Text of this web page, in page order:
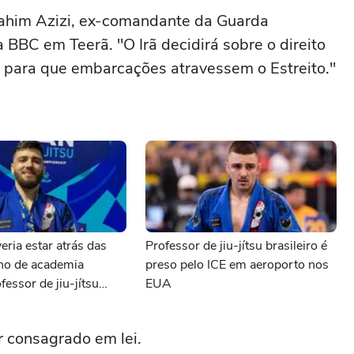
Azizi, ex-comandante da Guarda
em Teerã. "O Irã decidirá sobre o direito
que embarcações atravessem o Estreito."
estar atrás das
de academia
de jiu-jítsu
Professor de jiu-jítsu brasileiro é
preso pelo ICE em aeroporto nos
EUA
consagrado em lei.